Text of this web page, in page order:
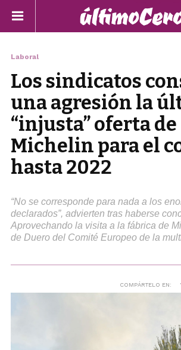
Laboral
Los sindicatos
una agresión la
“injusta” oferta de
Michelin para el
hasta 2022
“No se corresponde para nada a los
declarados”, advierten tras haberse
Aprovechando la visita a la fábrica de
de Duero del Comité Europeo de la
COMPÁRTELO EN: